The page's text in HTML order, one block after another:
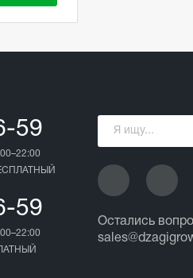
59
59
Остались